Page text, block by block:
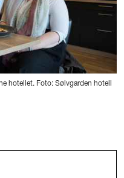
hotellet. Foto: Sølvgarden hotell